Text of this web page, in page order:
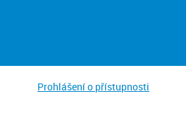
Prohlášení o přístupnosti